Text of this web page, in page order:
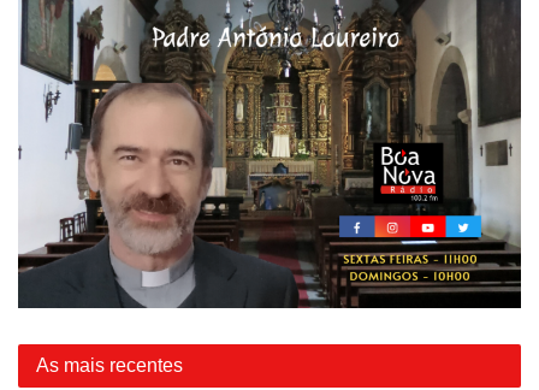
As mais recentes